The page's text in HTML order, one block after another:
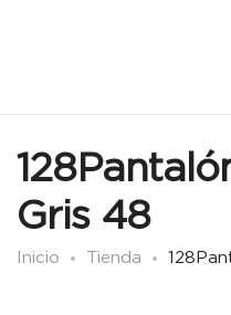
Gris 48
Inicio Tienda